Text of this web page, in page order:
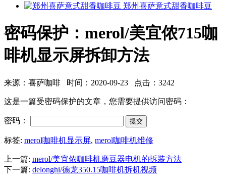
郑州喜萨意式甜香咖啡豆
密码保护：merol/美宜侬715咖
啡机显示屏拆卸方法
来源：喜萨咖啡 时间：2020-09-23 点击：3242
这是一篇受密码保护的文章，您需要提供访问密码：
密码：
标签: merol咖啡机显示屏, merol咖啡机维修
上一篇: merol/美宜侬咖啡机磨豆器电机的拆装方法
下一篇: delonghi/德龙350.15咖啡机拆机视频